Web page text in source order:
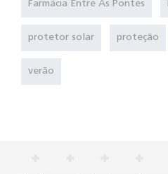
Farmácia Entre As Pontes
protetor solar proteção
verão